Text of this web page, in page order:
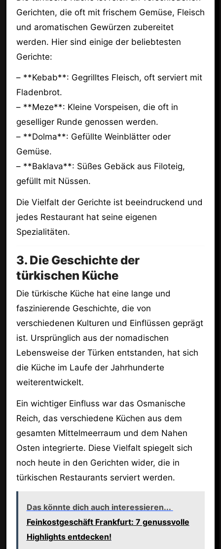
Gerichten, die oft mit frischem Gemüse, Fleisch
und aromatischen Gewürzen zubereitet
werden. Hier sind einige der beliebtesten
Gerichte:
– **Kebab**: Gegrilltes Fleisch, oft serviert mit
Fladenbrot.
– **Meze**: Kleine Vorspeisen, die oft in
geselliger Runde genossen werden.
– **Dolma**: Gefüllte Weinblätter oder
Gemüse.
– **Baklava**: Süßes Gebäck aus Filoteig,
gefüllt mit Nüssen.
Die Vielfalt der Gerichte ist beeindruckend und
jedes Restaurant hat seine eigenen
Spezialitäten.
3. Die Geschichte der
türkischen Küche
Die türkische Küche hat eine lange und
faszinierende Geschichte, die von
verschiedenen Kulturen und Einflüssen geprägt
ist. Ursprünglich aus der nomadischen
Lebensweise der Türken entstanden, hat sich
die Küche im Laufe der Jahrhunderte
weiterentwickelt.
Ein wichtiger Einfluss war das Osmanische
Reich, das verschiedene Küchen aus dem
gesamten Mittelmeerraum und dem Nahen
Osten integrierte. Diese Vielfalt spiegelt sich
noch heute in den Gerichten wider, die in
türkischen Restaurants serviert werden.
Das könnte dich auch interessieren...
Feinkostgeschäft Frankfurt: 7 genussvolle
Highlights entdecken!